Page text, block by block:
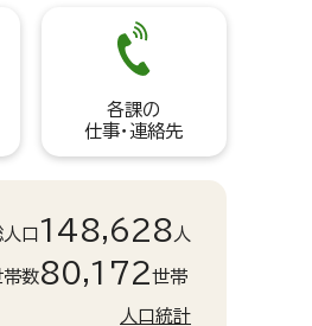
各課の
仕事・連絡先
口 148,628 人
帯数80,172世帯
人口統計